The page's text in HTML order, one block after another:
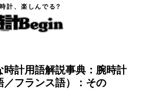
計、楽しんでる?
事典：腕時計の外装用語（英語／フランス語）：その
時計用語解説事典：腕時計
／フランス語）：その